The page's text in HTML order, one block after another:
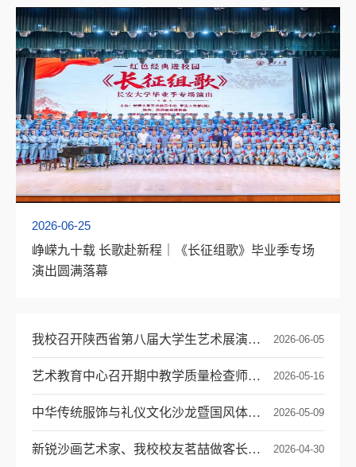
2026-06-25
峥嵘九十载 长歌赴新程｜《长征组歌》毕业季专场
演出圆满落幕
2026-06-05
我校召开陕西省第八届大学生艺术展演活动备赛工作推进会
2026-05-16
艺术教育中心召开期中教学质量检查师生座谈会
2026-05-09
中华传统服饰与礼仪文化沙龙暨国风体验活动举办
2026-04-30
新锐沙画艺术家、我校校友茗喆做客长安艺术讲堂第四讲